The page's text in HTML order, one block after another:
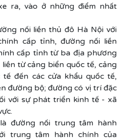
ra, vào ở những điểm nhất
nối liền thủ đô Hà Nội với
cấp tỉnh, đường nối liền
cấp tỉnh từ ba địa phương
từ cảng biển quốc tế, cảng
đến các cửa khẩu quốc tế,
đường bộ; đường có vị trí đặc
với sự phát triển kinh tế - xã
đường nối trung tâm hành
trung tâm hành chính của